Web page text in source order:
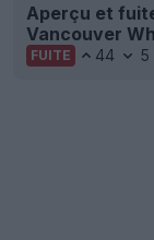
Aperçu et
Vancouver
FUITE 44 5